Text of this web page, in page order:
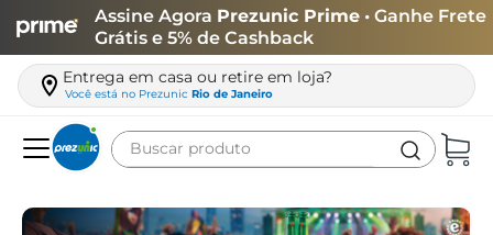
Assine Agora Prezunic Prime • Ganhe Frete
Grátis e 5% de Cashback
Entrega em casa ou retire em loja?
Você está no Prezunic Rio de Janeiro
Buscar produto
carne